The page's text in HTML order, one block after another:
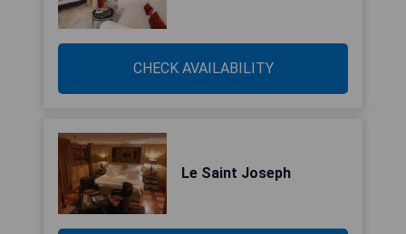
CHECK AVAILABILITY
Le Saint Joseph